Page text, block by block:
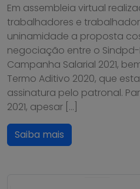
Em assembleia virtual
trabalhadores e
uninamidade a proposta
negociação entre o Sindpd-
Campanha Salarial 2021,
Termo Aditivo 2020, que
assinatura pelo patronal.
2021, apesar […]
Saiba mais